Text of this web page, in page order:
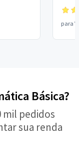
para
Básica?
mil pedidos
sua renda